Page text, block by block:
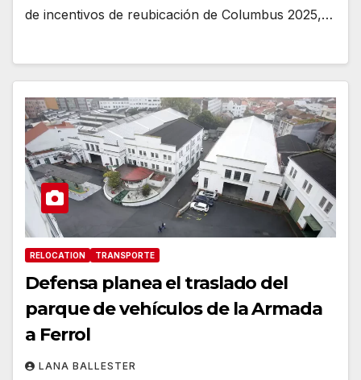
de incentivos de reubicación de Columbus 2025,…
RELOCATION TRANSPORTE
Defensa planea el traslado del
parque de vehículos de la Armada
a Ferrol
LANA BALLESTER